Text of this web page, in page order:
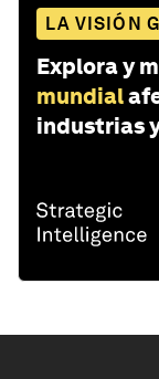
LA VISIÓN
Explora y
mundial
industrias